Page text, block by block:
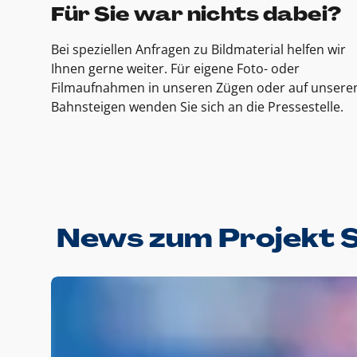
Für Sie war nichts dabei?
Bei speziellen Anfragen zu Bildmaterial helfen wir
Ihnen gerne weiter. Für eigene Foto- oder
Filmaufnahmen in unseren Zügen oder auf
Bahnsteigen wenden Sie sich an die Pressestelle.
News zum Projekt